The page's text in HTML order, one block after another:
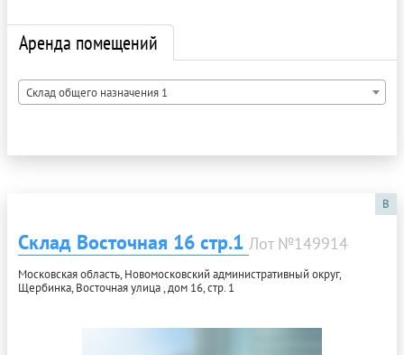
Аренда помещений
Склад общего назначения 1
B
Склад Восточная 16 стр.1 Лот №149914
Московская область, Новомосковский административный округ,
Щербинка, Восточная улица , дом 16, стр. 1